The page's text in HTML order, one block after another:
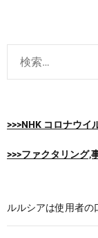
>>>NHK コロナウイ
>>>ファクタリング,
ルルシアは使用者の